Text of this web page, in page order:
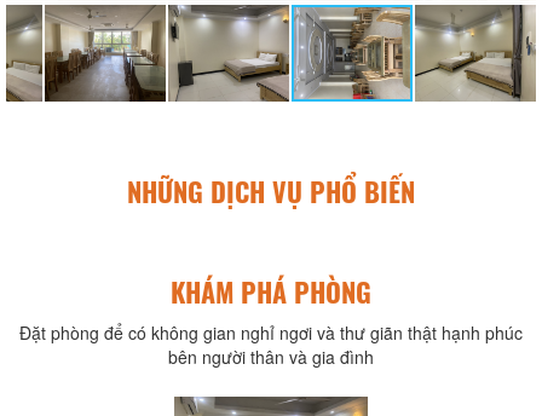
NHỮNG DỊCH VỤ PHỔ BIẾN
KHÁM PHÁ PHÒNG
Đặt phòng để có không gian nghỉ ngơi và thư giãn thật hạnh phúc
bên người thân và gia đình